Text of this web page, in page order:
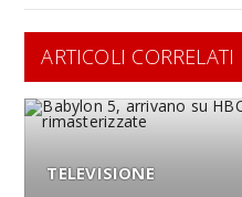
ARTICOLI CORRELATI
TELEVISIONE